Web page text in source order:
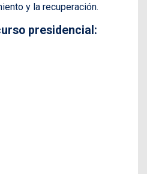
y la recuperación.
presidencial: